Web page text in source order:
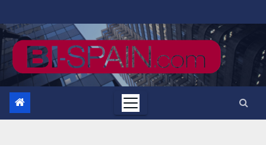
al
contenido